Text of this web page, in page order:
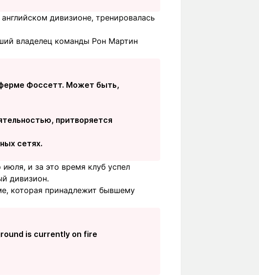
дивизионе, тренировалась
владелец команды Рон Мартин
ферме Фоссетт. Может быть,
притворяется
сетях.
и за это время клуб успел
дивизион.
которая принадлежит бывшему
is currently on fire